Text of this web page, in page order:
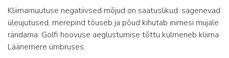
Kliimamuutuse negatiivsed mõjud on saatuslikud: sagenevad
üleujutused, merepind tõuseb ja põud kihutab inimesi mujale
rändama. Golfi hoovuse aeglustumise tõttu külmeneb kliima
Läänemere ümbruses.